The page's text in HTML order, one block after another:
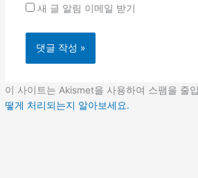
새 글 알림 이메일 받기
이 사이트는 Akismet을 사용하여 스팸을 줄
떻게 처리되는지 알아보세요.